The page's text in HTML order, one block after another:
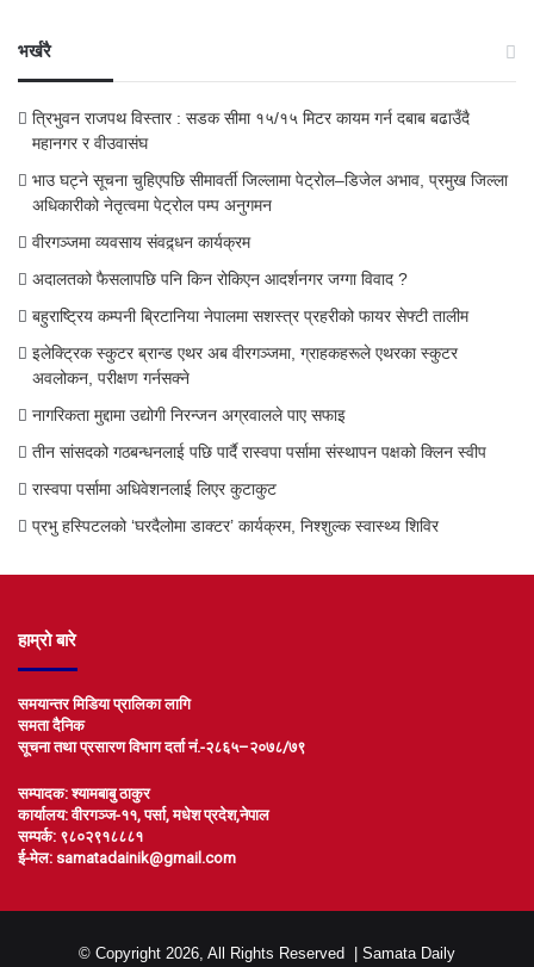
भर्खरै
त्रिभुवन राजपथ विस्तार : सडक सीमा १५/१५ मिटर कायम गर्न दबाब बढाउँदै
महानगर र वीउवासंघ
भाउ घट्ने सूचना चुहिएपछि सीमावर्ती जिल्लामा पेट्रोल–डिजेल अभाव, प्रमुख जिल्ला
अधिकारीको नेतृत्वमा पेट्रोल पम्प अनुगमन
वीरगञ्जमा व्यवसाय संवद्र्धन कार्यक्रम
अदालतको फैसलापछि पनि किन रोकिएन आदर्शनगर जग्गा विवाद ?
बहुराष्ट्रिय कम्पनी ब्रिटानिया नेपालमा सशस्त्र प्रहरीको फायर सेफ्टी तालीम
इलेक्ट्रिक स्कुटर ब्रान्ड एथर अब वीरगञ्जमा, ग्राहकहरूले एथरका स्कुटर
अवलोकन, परीक्षण गर्नसक्ने
नागरिकता मुद्दामा उद्योगी निरन्जन अग्रवालले पाए सफाइ
तीन सांसदको गठबन्धनलाई पछि पार्दै रास्वपा पर्सामा संस्थापन पक्षको क्लिन स्वीप
रास्वपा पर्सामा अधिवेशनलाई लिएर कुटाकुट
प्रभु हस्पिटलको ‘घरदैलोमा डाक्टर’ कार्यक्रम, निश्शुल्क स्वास्थ्य शिविर
हाम्रो बारे
समयान्तर मिडिया प्रालिका लागि
समता दैनिक
सूचना तथा प्रसारण विभाग दर्ता नं.-२८६५–२०७८/७९
सम्पादक: श्यामबाबु ठाकुर
कार्यालय: वीरगञ्ज-११, पर्सा, मधेश प्रदेश,नेपाल
सम्पर्क: ९८०२९१८८८१
ई-मेल: samatadainik@gmail.com
© Copyright 2026, All Rights Reserved | Samata Daily